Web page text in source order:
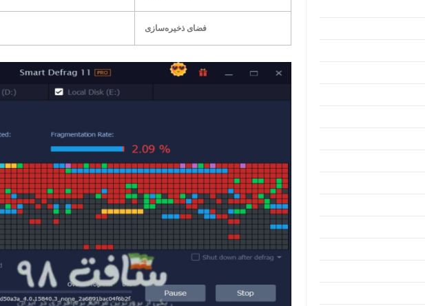
فضای ذخیره‌سازی